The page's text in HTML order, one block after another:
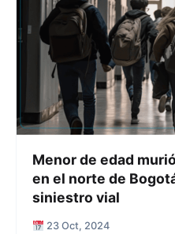
Menor de edad
en el norte de
siniestro vial
23 Oct, 2024